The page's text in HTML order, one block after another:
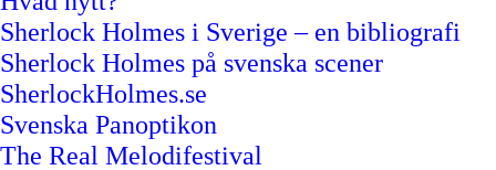
Sherlock Holmes i Sverige – en bibliografi
Sherlock Holmes på svenska scener
SherlockHolmes.se
Svenska Panoptikon
The Real Melodifestival